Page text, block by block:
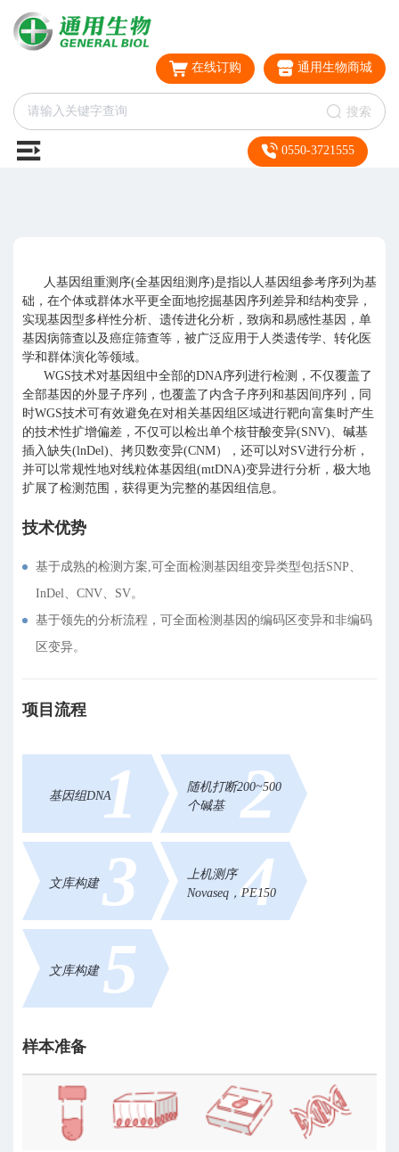
在线订购 通用生物商城
搜索
0550-3721555
人基因组重测序(全基因组测序)是指以人基因组参考序列为基
础，在个体或群体水平更全面地挖掘基因序列差异和结构变异，
实现基因型多样性分析、遗传进化分析，致病和易感性基因，单
基因病筛查以及癌症筛查等，被广泛应用于人类遗传学、转化医
学和群体演化等领域。
WGS技术对基因组中全部的DNA序列进行检测，不仅覆盖了
全部基因的外显子序列，也覆盖了内含子序列和基因间序列，同
时WGS技术可有效避免在对相关基因组区域进行靶向富集时产生
的技术性扩增偏差，不仅可以检出单个核苷酸变异(SNV)、碱基
插入缺失(lnDel)、拷贝数变异(CNM），还可以对SV进行分析，
并可以常规性地对线粒体基因组(mtDNA)变异进行分析，极大地
扩展了检测范围，获得更为完整的基因组信息。
技术优势
基于成熟的检测方案,可全面检测基因组变异类型包括SNP、
InDel、CNV、SV。
基于领先的分析流程，可全面检测基因的编码区变异和非编码
区变异。
项目流程
基因组DNA1
随机打断200~500
个碱基
2
文库构建 3
上机测序
Novaseq，PE150
4
文库构建 5
样本准备